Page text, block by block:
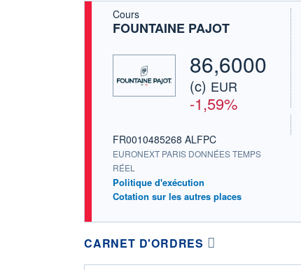
Cours
FOUNTAINE PAJOT
86,6000
(c) EUR
-1,59%
FR0010485268 ALFPC
EURONEXT PARIS DONNÉES TEMPS
RÉEL
Politique d'exécution
Cotation sur les autres places
CARNET D'ORDRES